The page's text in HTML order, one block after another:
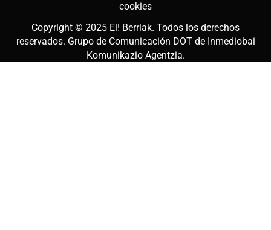
cookies
Copyright © 2025 Ei! Berriak. Todos los derechos
reservados. Grupo de Comunicación DOT de Inmediobai
Komunikazio Agentzia.